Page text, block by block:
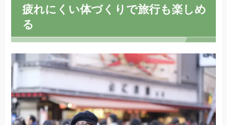
疲れにくい体づくりで旅行も楽しめ
る